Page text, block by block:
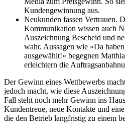
Kundengewinnung aus.
Neukunden fassen Vertrauen.
Kommunikation wissen auch
Auszeichnung Bescheid und
wahr. Aussagen wie »Da
ausgewählt!« begegnen
erleichtern die
Der Gewinn eines Wettbewerbs
jedoch macht, wie diese
Fall steht noch mehr Gewinn ins
Kundentreue, neue Kontakte und
die den Betrieb langfristig zu einem